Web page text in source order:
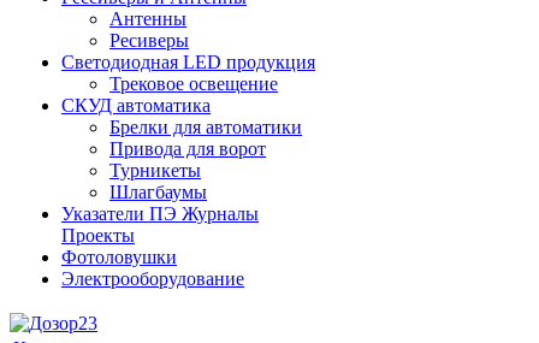
Антенны
Ресиверы
Светодиодная LED продукция
Трековое освещение
СКУД автоматика
Брелки для автоматики
Привода для ворот
Турникеты
Шлагбаумы
Указатели ПЭ Журналы
Проекты
Фотоловушки
Электрооборудование